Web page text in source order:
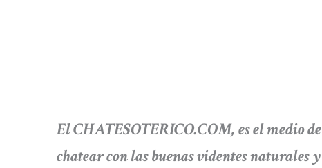
El CHATESOTERICO.COM, es el medio
chatear con las buenas videntes naturales